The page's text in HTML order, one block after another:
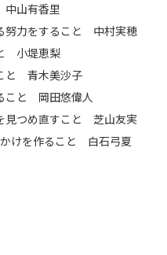
山有香里
力をすること 中村実穂
小堤恵梨
と 青木美沙子
こと 岡田悠偉人
つめ直すこと 芝山友実
けを作ること 白石弓夏